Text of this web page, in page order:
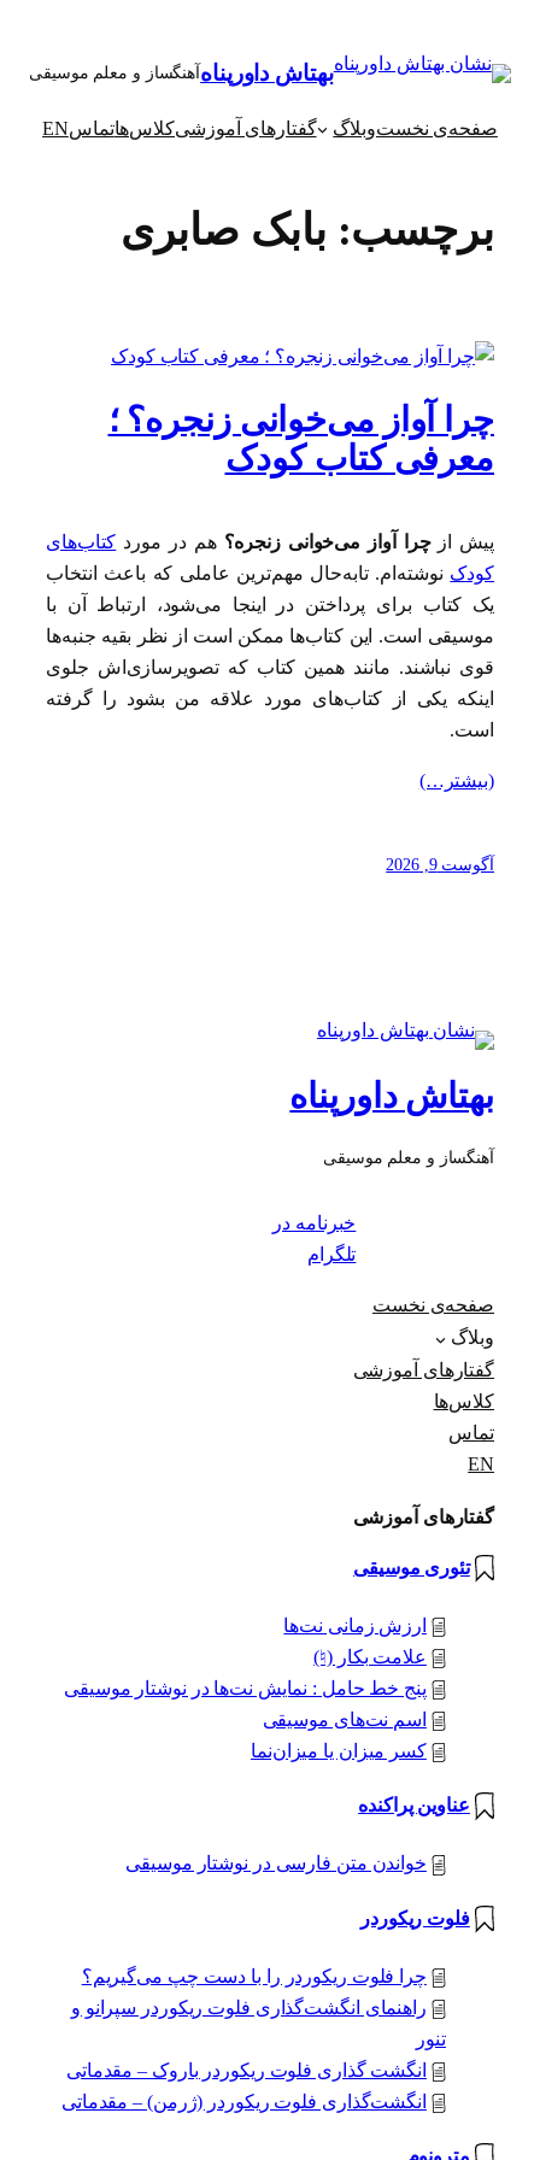
محتوا
بهتاش داورپناه آهنگساز و معلم موسیقی
صفحه‌ی نخستوبلاگ گفتارهای آموزشیکلاس‌هاتماسEN
برچسب: بابک صابری
چرا آواز می‌خوانی زنجره؟ ؛
معرفی کتاب کودک
پیش ازچرا آواز می‌خوانی زنجره؟ هم در مورد کتاب‌های
کودک نوشته‌ام. تابه‌حال مهم‌ترین عاملی که باعث انتخاب
یک کتاب برای پرداختن در اینجا می‌شود، ارتباط آن با
موسیقی است. این کتاب‌ها ممکن است از نظر بقیه جنبه‌ها
قوی نباشند. مانند همین کتاب که تصویرسازی‌اش جلوی
اینکه یکی از کتاب‌های مورد علاقه من بشود را گرفته
است.
(بیشتر…)
آگوست 9, 2026
بهتاش داورپناه
آهنگساز و معلم موسیقی
خبرنامه در
تلگرام
صفحه‌ی نخست
وبلاگ
گفتارهای آموزشی
کلاس‌ها
تماس
EN
گفتارهای آموزشی
تئوری موسیقی
ارزش زمانی نت‌ها
علامت بکار (♮)
پنج خط حامل : نمایش نت‌ها در نوشتار موسیقی
اسم نت‌های موسیقی
کسر میزان یا میزان‌نما
عناوین پراکنده
خواندن متن فارسی در نوشتار موسیقی
فلوت ریکوردر
چرا فلوت ریکوردر را با دست چپ می‌گیریم؟
راهنمای انگشت‌گذاری فلوت ریکوردر سپرانو و
تنور
انگشت گذاری فلوت ریکوردر باروک – مقدماتی
انگشت‌گذاری فلوت ریکوردر (ژرمن) – مقدماتی